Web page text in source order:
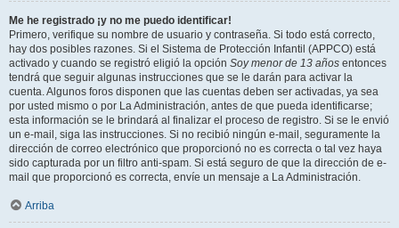
Me he registrado ¡y no me puedo identificar!
Primero, verifique su nombre de usuario y contraseña. Si todo está correcto,
hay dos posibles razones. Si el Sistema de Protección Infantil (APPCO) está
activado y cuando se registró eligió la opción Soy menor de 13 años entonces
tendrá que seguir algunas instrucciones que se le darán para activar la
cuenta. Algunos foros disponen que las cuentas deben ser activadas, ya sea
por usted mismo o por La Administración, antes de que pueda identificarse;
esta información se le brindará al finalizar el proceso de registro. Si se le envió
un e-mail, siga las instrucciones. Si no recibió ningún e-mail, seguramente la
dirección de correo electrónico que proporcionó no es correcta o tal vez haya
sido capturada por un filtro anti-spam. Si está seguro de que la dirección de e-
mail que proporcionó es correcta, envíe un mensaje a La Administración.
Arriba